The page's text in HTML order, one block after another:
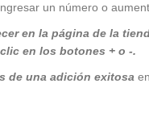
un número o
en la página de la
en los botones + o -.
de una adición exitosa